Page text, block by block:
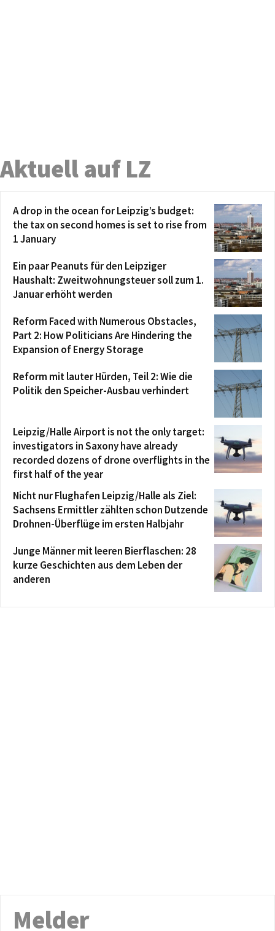
Aktuell auf LZ
A drop in the ocean for Leipzig’s budget:
the tax on second homes is set to rise from
1 January
Ein paar Peanuts für den Leipziger
Haushalt: Zweitwohnungsteuer soll zum 1.
Januar erhöht werden
Reform Faced with Numerous Obstacles,
Part 2: How Politicians Are Hindering the
Expansion of Energy Storage
Reform mit lauter Hürden, Teil 2: Wie die
Politik den Speicher-Ausbau verhindert
Leipzig/Halle Airport is not the only target:
investigators in Saxony have already
recorded dozens of drone overflights in the
first half of the year
Nicht nur Flughafen Leipzig/Halle als Ziel:
Sachsens Ermittler zählten schon Dutzende
Drohnen-Überflüge im ersten Halbjahr
Junge Männer mit leeren Bierflaschen: 28
kurze Geschichten aus dem Leben der
anderen
Melder